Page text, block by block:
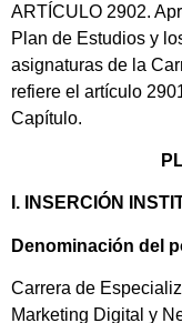
ARTÍCULO 2902.
Plan de Estudios y
asignaturas de la
refiere el artículo
Capítulo.
I. INSERCIÓN
Denominación del
Carrera de
Marketing Digital y